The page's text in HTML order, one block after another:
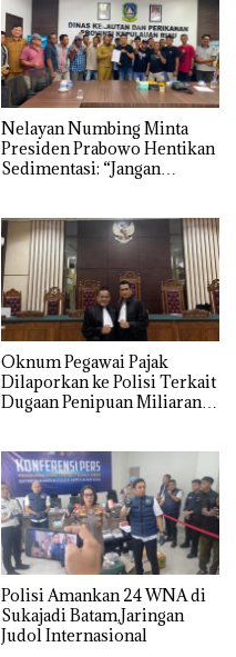
Nelayan Numbing Minta
Presiden Prabowo Hentikan
Sedimentasi: “Jangan
Mencari Makan”
Oknum Pegawai Pajak
Dilaporkan ke Polisi Terkait
Dugaan Penipuan Miliaran
Polisi Amankan 24 WNA di
Sukajadi Batam,Jaringan
Judol Internasional